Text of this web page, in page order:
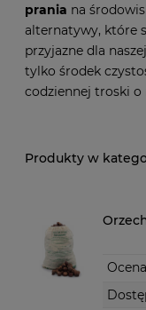
prania na
alternatywy, które
przyjazne dla
tylko środek
codziennej troski o